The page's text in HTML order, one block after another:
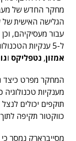
מחקר החדש של
הגלישה האישית של
ל-5 ענקיות הטכנולוגיה המשפיעות ביותר –
אמזון, נטפליקס ו
המחקר מפרט כיצד
מענקיות טכנולוגיה
תוקפים יכולים
כווקטור תקיפה
מסייברארק נמסר